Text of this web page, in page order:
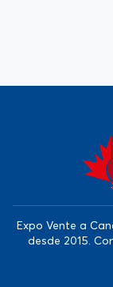
Expo Vente a
desde 2015.